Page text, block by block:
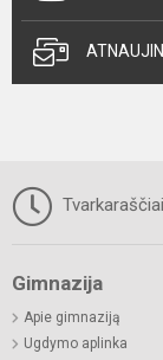
Tvarkaraščiai
Gimnazija
Apie gimnaziją
Ugdymo aplinka